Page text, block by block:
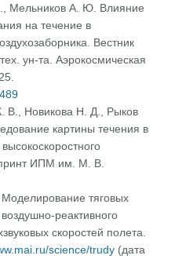
Мельников А. Ю. Влияние
на течение в
Вестник
ун-та. Аэрокосмическая
В., Новикова Н. Д., Рыков
картины течения в
ИПМ им. М. В.
тяговых
реактивного
скоростей полета.
science/trudy (дата